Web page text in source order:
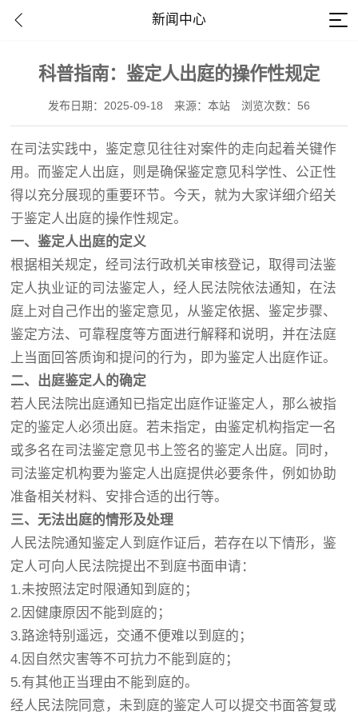
新闻中心
科普指南：鉴定人出庭的操作性规定
发布日期：2025-09-18 来源：本站 浏览次数：56
在司法实践中，鉴定意见往往对案件的走向起着关键作
用。而鉴定人出庭，则是确保鉴定意见科学性、公正性
得以充分展现的重要环节。今天，就为大家详细介绍关
于鉴定人出庭的操作性规定。
一、鉴定人出庭的定义
根据相关规定，经司法行政机关审核登记，取得司法鉴
定人执业证的司法鉴定人，经人民法院依法通知，在法
庭上对自己作出的鉴定意见，从鉴定依据、鉴定步骤、
鉴定方法、可靠程度等方面进行解释和说明，并在法庭
上当面回答质询和提问的行为，即为鉴定人出庭作证。
二、出庭鉴定人的确定
若人民法院出庭通知已指定出庭作证鉴定人，那么被指
定的鉴定人必须出庭。若未指定，由鉴定机构指定一名
或多名在司法鉴定意见书上签名的鉴定人出庭。同时，
司法鉴定机构要为鉴定人出庭提供必要条件，例如协助
准备相关材料、安排合适的出行等。
三、无法出庭的情形及处理
人民法院通知鉴定人到庭作证后，若存在以下情形，鉴
定人可向人民法院提出不到庭书面申请：
1.未按照法定时限通知到庭的；
2.因健康原因不能到庭的；
3.路途特别遥远，交通不便难以到庭的；
4.因自然灾害等不可抗力不能到庭的；
5.有其他正当理由不能到庭的。
经人民法院同意，未到庭的鉴定人可以提交书面答复或